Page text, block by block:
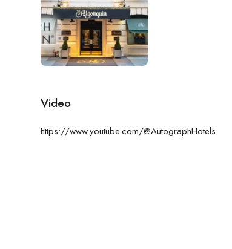
Video
https://www.youtube.com/@AutographHotels